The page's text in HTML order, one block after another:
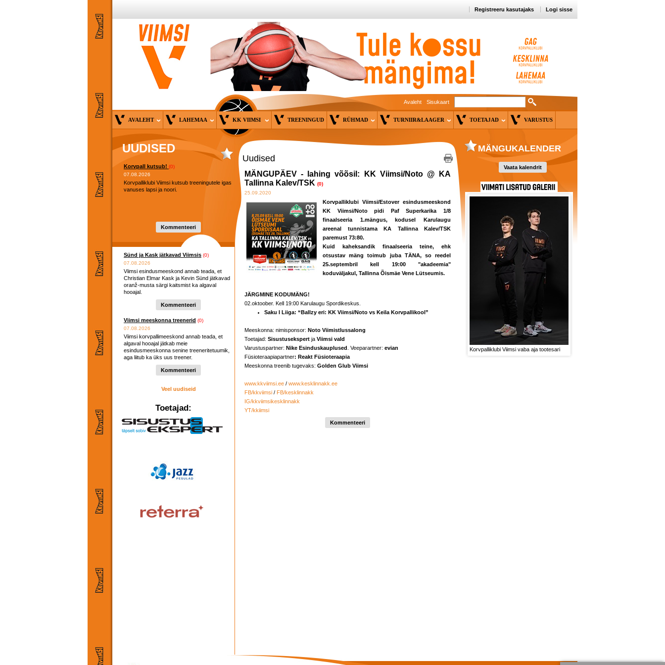
Registreeru kasutajaks Logi sisse
Avaleht Sisukaart
AVALEHT LAHEMAA KK VIIMSI TREENINGUD RÜHMAD TURNIIR&LAAGER TOETAJAD VARUSTUS
UUDISED
Korvpall kutsub! (0)
07.08.2026
Korvpalliklubi Viimsi kutsub treeningutele igas
vanuses lapsi ja noori.
Kommenteeri
Sünd ja Kask jätkavad Viimsis (0)
07.08.2026
Viimsi esindusmeeskond annab teada, et
Christian Elmar Kask ja Kevin Sünd jätkavad
oranž-musta särgi kaitsmist ka algaval
hooajal.
Kommenteeri
Viimsi meeskonna treenerid (0)
07.08.2026
Viimsi korvpallimeeskond annab teada, et
algaval hooajal jätkab meie
esindusmeeskonna senine treeneritetuumik,
aga liitub ka üks uus treener.
Kommenteeri
Veel uudiseid
Toetajad:
Uudised
MÄNGUPÄEV - lahing võõsil: KK Viimsi/Noto @ KA
Tallinna Kalev/TSK (0)
25.09.2020
Korvpalliklubi Viimsi/Estover esindusmeeskond
KK Viimsi/Noto pidi Paf Superkarika 1/8
finaalseeria 1.mängus, kodusel Karulaugu
areenal tunnistama KA Tallinna Kalev/TSK
paremust 73:80.
Kuid kaheksandik finaalseeria teine, ehk
otsustav mäng toimub juba TÄNA, so reedel
25.septembril kell 19:00 "akadeemia"
koduväljakul, Tallinna Õismäe Vene Lütseumis.
JÄRGMINE KODUMÄNG!
02.oktoober. Kell 19:00 Karulaugu Spordikeskus.
Saku I Liiga: “Ballzy eri: KK Viimsi/Noto vs Keila Korvpallikool”
Meeskonna: nimisponsor: Noto Viimistlussalong
Toetajad: Sisustusekspert ja Viimsi vald
Varustuspartner: Nike Esinduskauplused . Veeparartner: evian
Füsioteraapiapartner: Reakt Füsioteraapia
Meeskonna treenib tugevaks: Golden Glub Viimsi
www.kkviimsi.ee / www.kesklinnakk.ee
FB/kkviimsi / FB/kesklinnakk
IG/kkviimsikesklinnakk
YT/kkiimsi
Kommenteeri
MÄNGUKALENDER
Vaata kalendrit
Korvpalliklubi Viimsi vaba aja tootesari